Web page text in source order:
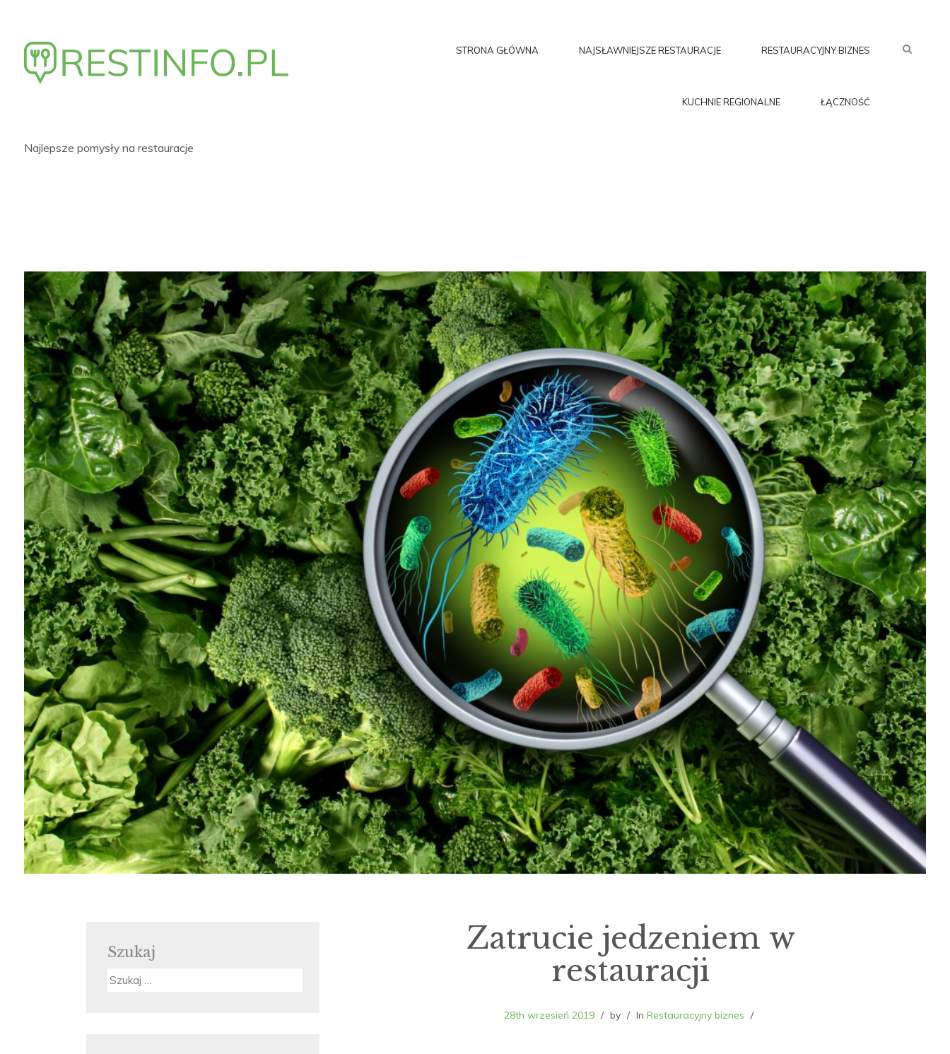
content
Najlepsze pomysły na restauracje
STRONA GŁÓWNA NAJSŁAWNIEJSZE RESTAURACJE RESTAURACYJNY BIZNES
KUCHNIE REGIONALNE ŁĄCZNOŚĆ
Zatrucie jedzeniem w
restauracji
28th wrzesień 2019 by In Restauracyjny biznes
Szukaj
Szukaj: